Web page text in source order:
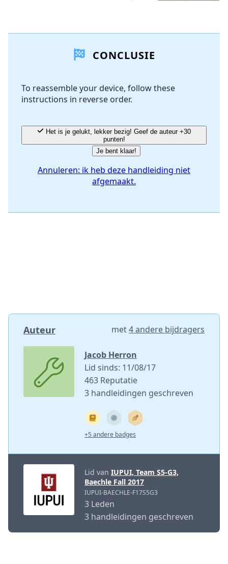
Voeg opmerking toe
Annuleren
CONCLUSIE
To reassemble your device, follow these
instructions in reverse order.
punten!
Je bent klaar!
Annuleren: ik heb deze handleiding niet
afgemaakt.
Auteur met4 andere bijdragers
Jacob Herron
Lid sinds: 11/08/17
463 Reputatie
3 handleidingen geschreven
+5 andere badges
Lid van IUPUI, Team S5-G3,
Baechle Fall 2017
IUPUI-BAECHLE-F17S5G3
3 Leden
3 handleidingen geschreven